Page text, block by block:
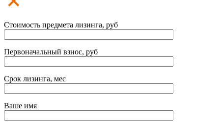
Стоимость предмета лизинга, руб
Первоначальный взнос, руб
Срок лизинга, мес
Ваше имя